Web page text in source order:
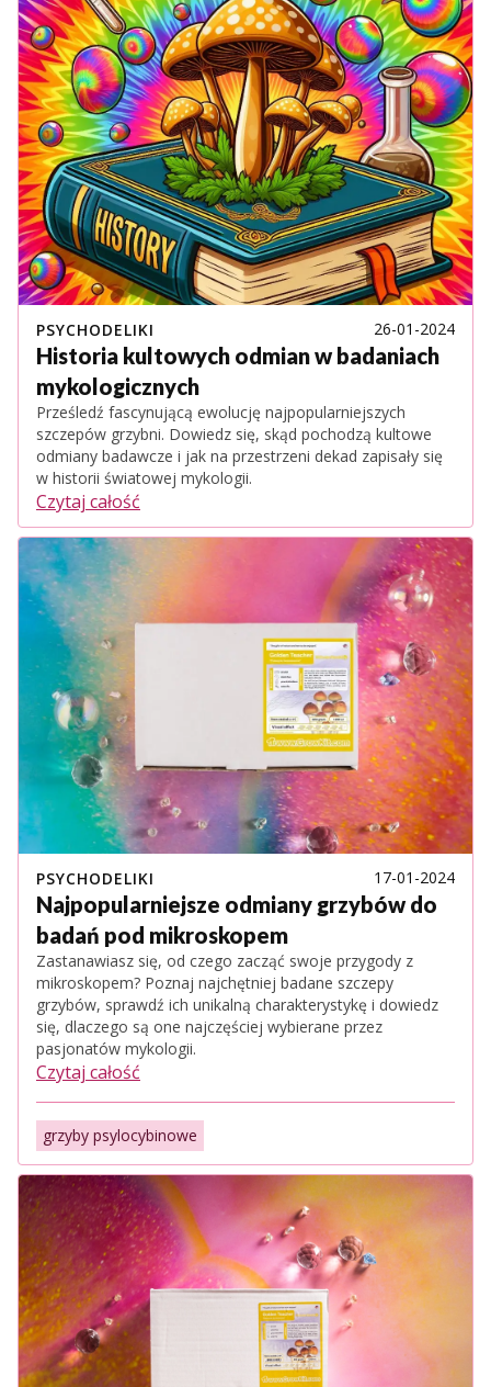
PSYCHODELIKI 26-01-2024
Historia kultowych odmian w badaniach
mykologicznych
Prześledź fascynującą ewolucję najpopularniejszych
szczepów grzybni. Dowiedz się, skąd pochodzą kultowe
odmiany badawcze i jak na przestrzeni dekad zapisały się
w historii światowej mykologii.
Czytaj całość
PSYCHODELIKI 17-01-2024
Najpopularniejsze odmiany grzybów do
badań pod mikroskopem
Zastanawiasz się, od czego zacząć swoje przygody z
mikroskopem? Poznaj najchętniej badane szczepy
grzybów, sprawdź ich unikalną charakterystykę i dowiedz
się, dlaczego są one najczęściej wybierane przez
pasjonatów mykologii.
Czytaj całość
grzyby psylocybinowe